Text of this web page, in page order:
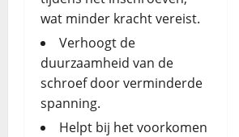
wat minder kracht vereist.
Verhoogt de
duurzaamheid van de
schroef door verminderde
spanning.
Helpt bij het voorkomen